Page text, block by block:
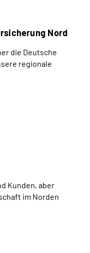
Nord
die Deutsche
regionale
Kunden, aber
im Norden